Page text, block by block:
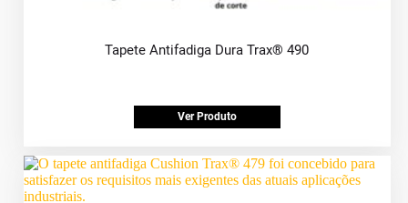
Tapete Antifadiga Dura Trax® 490
Ver Produto